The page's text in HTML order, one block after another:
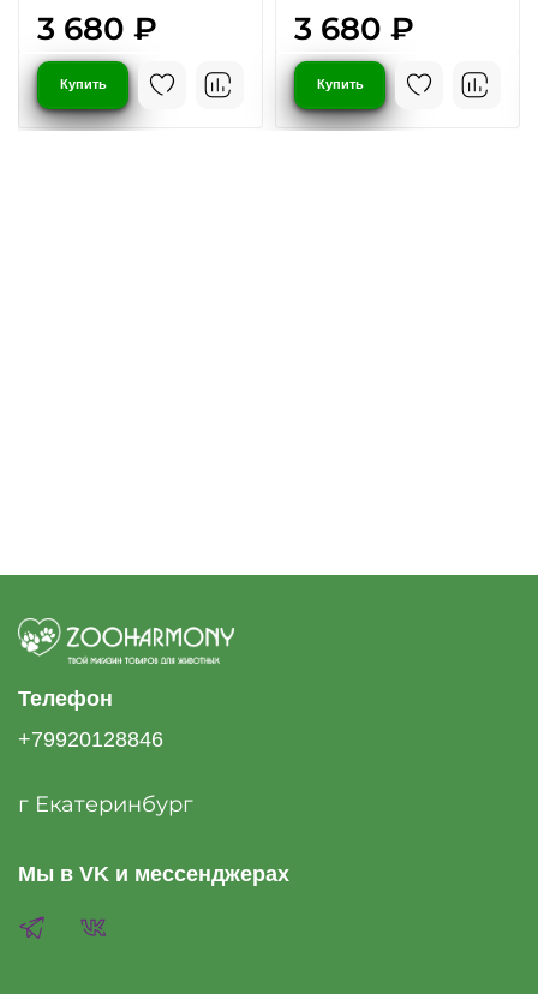
3 680 ₽
Купить
3 680 ₽
Купить
Телефон
+79920128846
г Екатеринбург
Мы в VK и мессенджерах